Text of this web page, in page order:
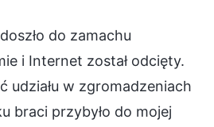
do zamachu
i Internet został odcięty.
udziału w zgromadzeniach
braci przybyło do mojej